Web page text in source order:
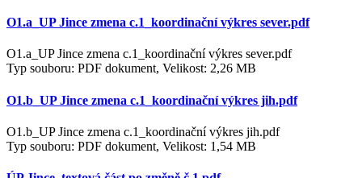
O1.a_UP Jince zmena c.1_koordinační výkres sever.pdf
O1.a_UP Jince zmena c.1_koordinační výkres sever.pdf
Typ souboru: PDF dokument, Velikost: 2,26 MB
O1.b_UP Jince zmena c.1_koordinační výkres jih.pdf
O1.b_UP Jince zmena c.1_koordinační výkres jih.pdf
Typ souboru: PDF dokument, Velikost: 1,54 MB